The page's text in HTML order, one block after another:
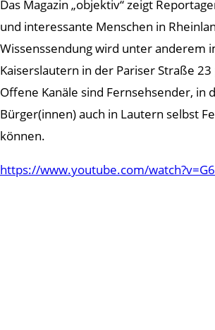
Das Magazin „objektiv“ zeigt
und interessante Menschen in
Wissenssendung wird unter anderem
Kaiserslautern in der Pariser Straße
Offene Kanäle sind Fernsehsender, in
Bürger(innen) auch in Lautern selbst
können.
https://www.youtube.com/